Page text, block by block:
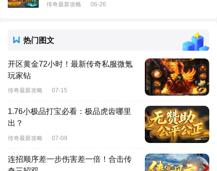
传奇最新攻略 06-26
热门图文
开区黄金72小时！最新传奇私服微氪
玩家钻
传奇最新攻略 07-15
1.76小极品打宝必看：极品虎齿哪里
出？
传奇最新攻略 07-09
连招顺序差一步伤害差一倍！合击传